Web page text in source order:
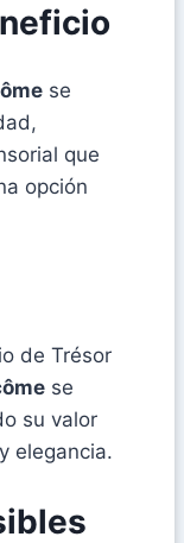
se
que
opción
de Trésor
se
su valor
elegancia.